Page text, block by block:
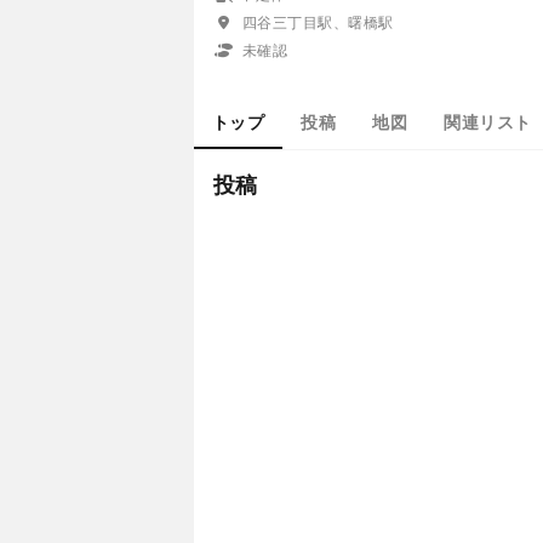
四谷三丁目駅、曙橋駅
未確認
トップ 投稿 地図 関連リスト
投稿